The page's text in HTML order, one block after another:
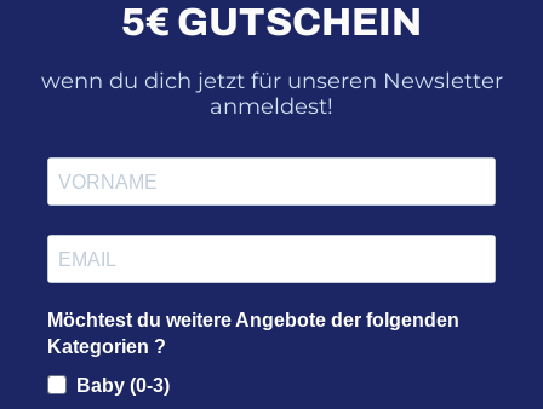
5€ GUTSCHEIN
wenn du dich jetzt für unseren Newsletter
anmeldest!
Möchtest du weitere Angebote der folgenden
Kategorien ?
Baby (0-3)